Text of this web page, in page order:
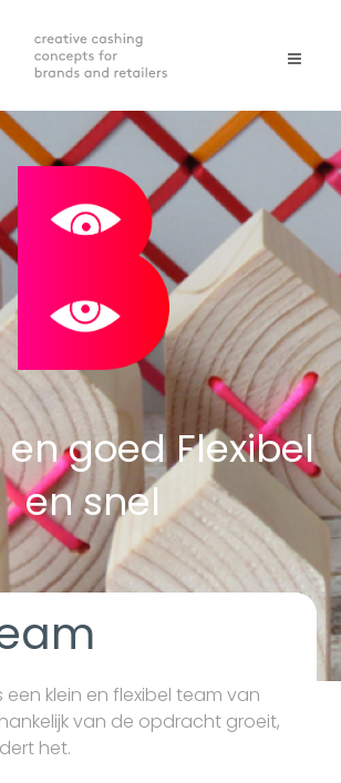
goed Flexibel
en snel
een klein en flexibel team van
van de opdracht groeit,
het.